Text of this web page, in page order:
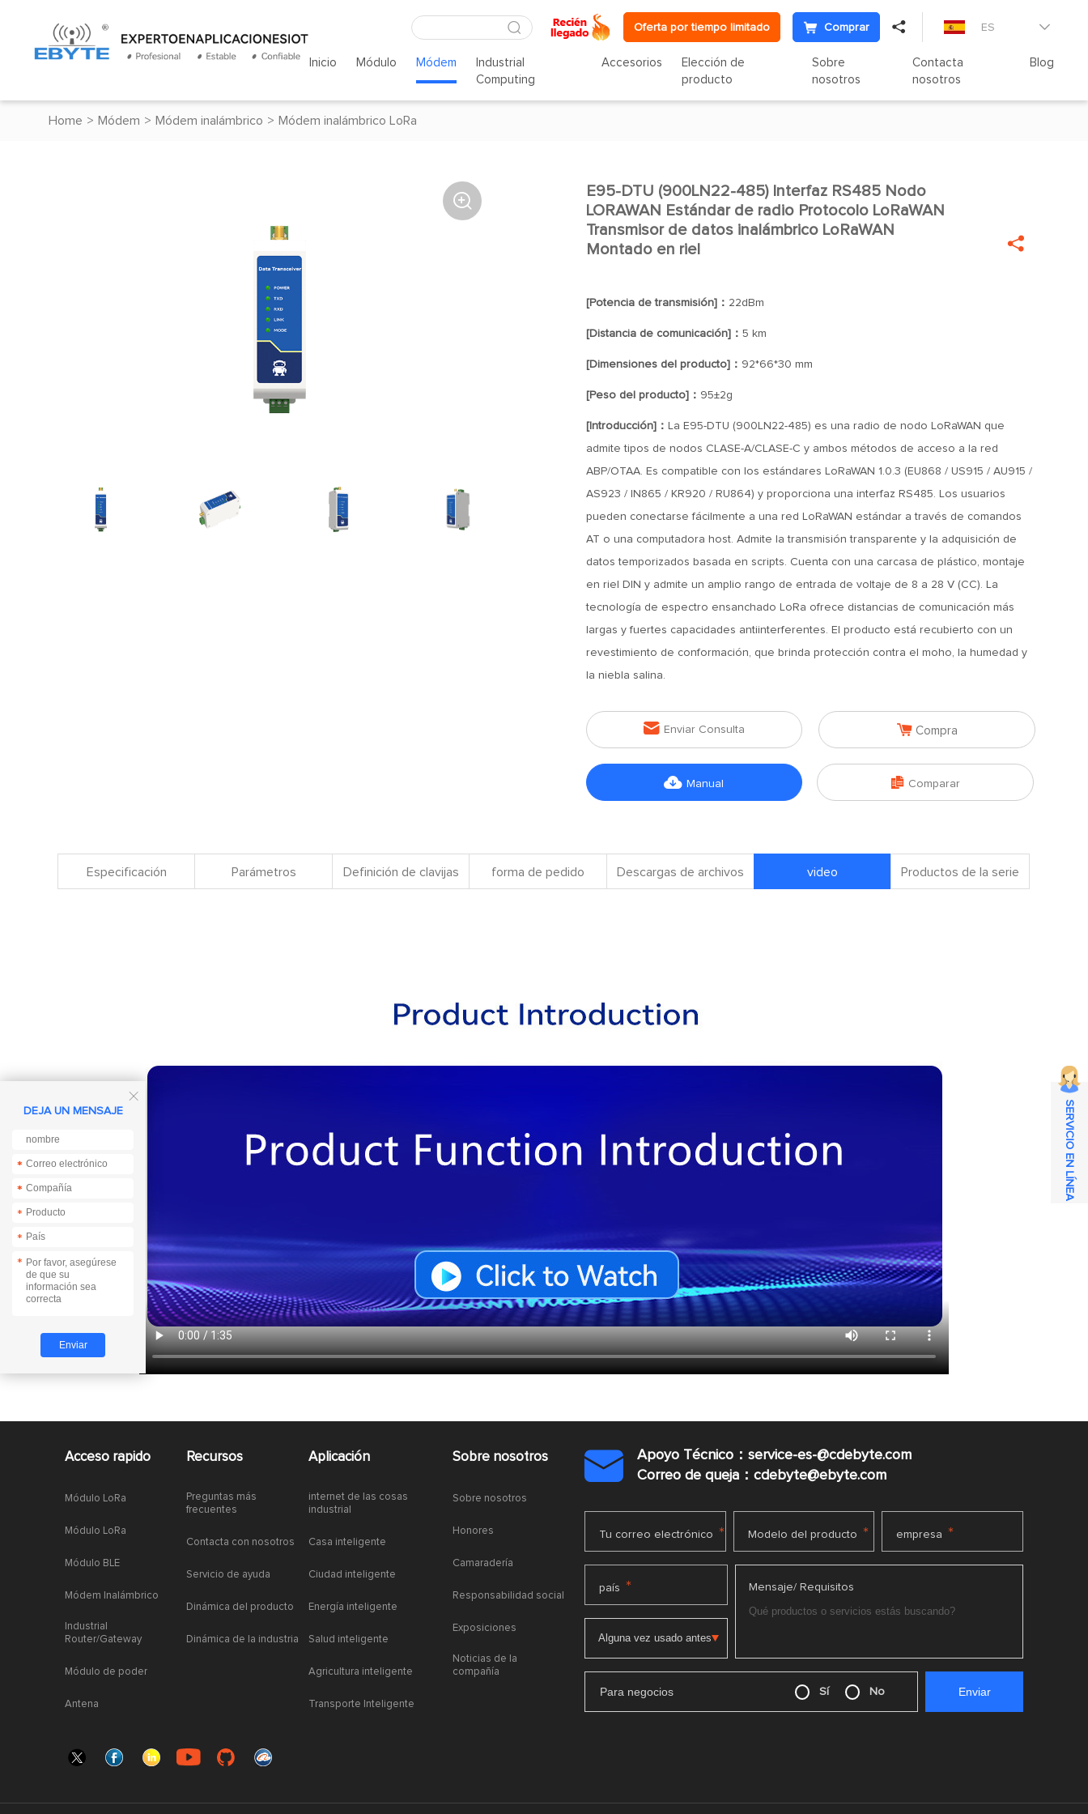
Oferta por tiempo limitado Comprar  ES 
Inicio Módulo Módem
Industrial
Computing
Accesorios
Elección de
producto
Sobre
nosotros
Contacta
nosotros
Blog
Home > Módem > Módem inalámbrico > Módem inalámbrico LoRa
 
E95-DTU (900LN22-485) Interfaz RS485 Nodo
LORAWAN Estándar de radio Protocolo LoRaWAN
Transmisor de datos inalámbrico LoRaWAN
Montado en riel

[Potencia de transmisión]： 22dBm
[Distancia de comunicación]： 5 km
[Dimensiones del producto]： 92*66*30 mm
[Peso del producto]： 95±2g
[Introducción]： La E95-DTU (900LN22-485) es una radio de nodo LoRaWAN que
admite tipos de nodos CLASE-A/CLASE-C y ambos métodos de acceso a la red
ABP/OTAA. Es compatible con los estándares LoRaWAN 1.0.3 (EU868 / US915 / AU915 /
AS923 / IN865 / KR920 / RU864) y proporciona una interfaz RS485. Los usuarios
pueden conectarse fácilmente a una red LoRaWAN estándar a través de comandos
AT o una computadora host. Admite la transmisión transparente y la adquisición de
datos temporizados basada en scripts. Cuenta con una carcasa de plástico, montaje
en riel DIN y admite un amplio rango de entrada de voltaje de 8 a 28 V (CC). La
tecnología de espectro ensanchado LoRa ofrece distancias de comunicación más
largas y fuertes capacidades antiinterferentes. El producto está recubierto con un
revestimiento de conformación, que brinda protección contra el moho, la humedad y
la niebla salina.
 Enviar Consulta  Compra
 Manual  Comparar
Especificación Parámetros Definición de clavijas forma de pedido Descargas de archivos video Productos de la serie
Acceso rapido
Módulo LoRa
Módulo LoRa
Módulo BLE
Módem Inalámbrico
Industrial
Router/Gateway
Módulo de poder
Antena
Recursos
Preguntas más
frecuentes
Contacta con nosotros
Servicio de ayuda
Dinámica del producto
Dinámica de la industria
Aplicación
internet de las cosas
industrial
Casa inteligente
Ciudad inteligente
Energía inteligente
Salud inteligente
Agricultura inteligente
Transporte Inteligente
Sobre nosotros
Sobre nosotros
Honores
Camaradería
Responsabilidad social
Exposiciones
Noticias de la
compañía

Apoyo Técnico：service-es-@cdebyte.com
Correo de queja：cdebyte@ebyte.com
Tu correo electrónico * Modelo del producto * empresa *
país * Mensaje/ Requisitos
Para negocios Sí No

DEJA UN MENSAJE
*
*
*
*
*
*
*
SERVICIO EN LÍNEA